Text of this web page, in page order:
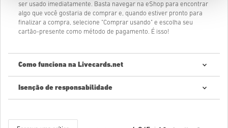
ser usado imediatamente. Basta navegar na eShop para encontrar
algo que você gostaria de comprar e, quando estiver pronto para
finalizar a compra, selecione "Comprar usando" e escolha seu
cartão-presente como método de pagamento. É isso!
Como funciona na Livecards.net
Novo na Livecards.net? Comprar códigos digitais é rápido e fácil:
Isenção de responsabilidade
data de lançamento mencionada, enquanto os itens em